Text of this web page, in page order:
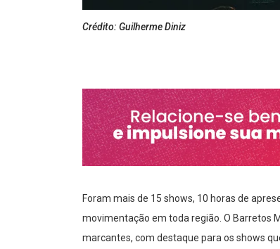
Crédito: Guilherme Diniz
Foram mais de 15 shows, 10 horas de
movimentação em toda região. O Barretos
marcantes, com destaque para os shows